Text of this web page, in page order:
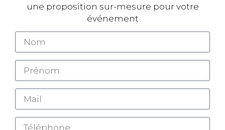
une proposition sur-mesure pour votre
événement